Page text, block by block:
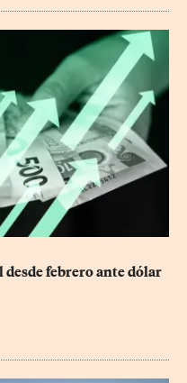
desde febrero ante dólar